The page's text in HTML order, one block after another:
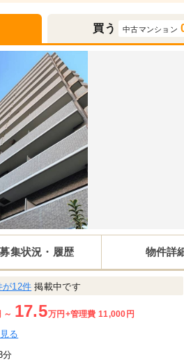
買う 中古マンション
募集状況・履歴 物件詳
が12件 掲載中です
～ 17.5万円 +管理費 11,000円
る
分